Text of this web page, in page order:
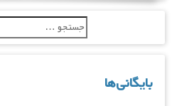
بایگانی‌ها